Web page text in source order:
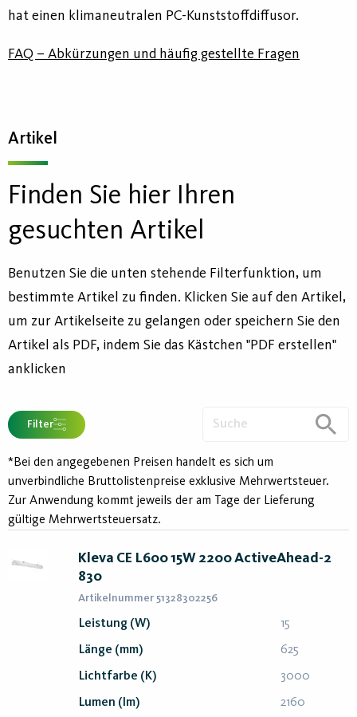
hat einen klimaneutralen PC-Kunststoffdiffusor.
FAQ – Abkürzungen und häufig gestellte Fragen
Artikel
Finden Sie hier Ihren
gesuchten Artikel
Benutzen Sie die unten stehende Filterfunktion, um
bestimmte Artikel zu finden. Klicken Sie auf den Artikel,
um zur Artikelseite zu gelangen oder speichern Sie den
Artikel als PDF, indem Sie das Kästchen "PDF erstellen"
anklicken
Filter
*Bei den angegebenen Preisen handelt es sich um
unverbindliche Bruttolistenpreise exklusive Mehrwertsteuer.
Zur Anwendung kommt jeweils der am Tage der Lieferung
gültige Mehrwertsteuersatz.
Kleva CE L600 15W 2200 ActiveAhead-2
830
Artikelnummer 51328302256
Leistung (W) 15
Länge (mm) 625
Lichtfarbe (K) 3000
Lumen (lm) 2160